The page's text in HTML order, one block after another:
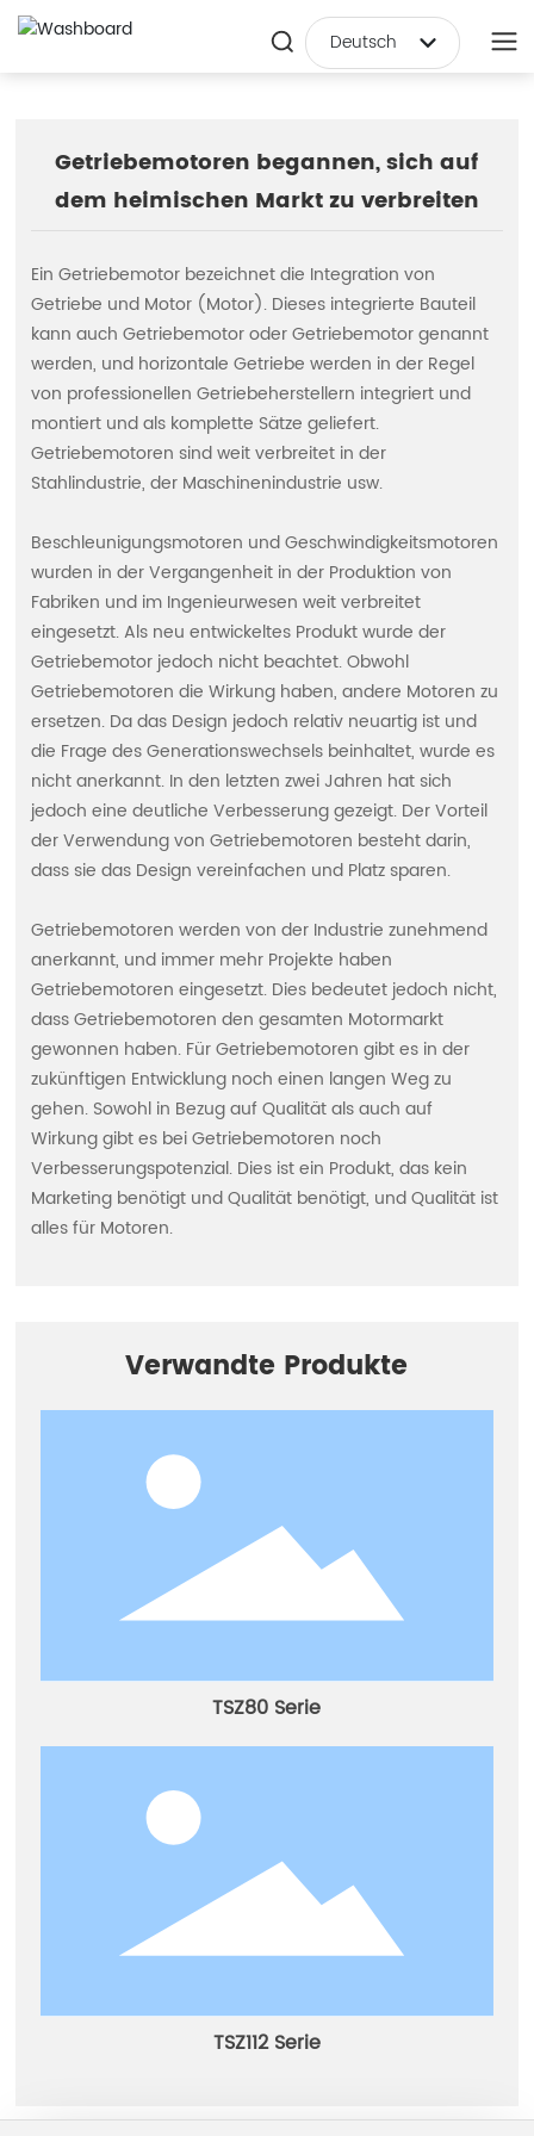
Deutsch
한국
English
Italia
中文简体
Français
Nederland
España
Getriebemotoren begannen, sich auf
dem heimischen Markt zu verbreiten
Ein Getriebemotor bezeichnet die Integration von
Getriebe und Motor (Motor). Dieses integrierte Bauteil
kann auch Getriebemotor oder Getriebemotor genannt
werden, und horizontale Getriebe werden in der Regel
von professionellen Getriebeherstellern integriert und
montiert und als komplette Sätze geliefert.
Getriebemotoren sind weit verbreitet in der
Stahlindustrie, der Maschinenindustrie usw.
Beschleunigungsmotoren und Geschwindigkeitsmotoren
wurden in der Vergangenheit in der Produktion von
Fabriken und im Ingenieurwesen weit verbreitet
eingesetzt. Als neu entwickeltes Produkt wurde der
Getriebemotor jedoch nicht beachtet. Obwohl
Getriebemotoren die Wirkung haben, andere Motoren zu
ersetzen. Da das Design jedoch relativ neuartig ist und
die Frage des Generationswechsels beinhaltet, wurde es
nicht anerkannt. In den letzten zwei Jahren hat sich
jedoch eine deutliche Verbesserung gezeigt. Der Vorteil
der Verwendung von Getriebemotoren besteht darin,
dass sie das Design vereinfachen und Platz sparen.
Getriebemotoren werden von der Industrie zunehmend
anerkannt, und immer mehr Projekte haben
Getriebemotoren eingesetzt. Dies bedeutet jedoch nicht,
dass Getriebemotoren den gesamten Motormarkt
gewonnen haben. Für Getriebemotoren gibt es in der
zukünftigen Entwicklung noch einen langen Weg zu
gehen. Sowohl in Bezug auf Qualität als auch auf
Wirkung gibt es bei Getriebemotoren noch
Verbesserungspotenzial. Dies ist ein Produkt, das kein
Marketing benötigt und Qualität benötigt, und Qualität ist
alles für Motoren.
Verwandte Produkte
TSZ80 Serie
TSZ112 Serie